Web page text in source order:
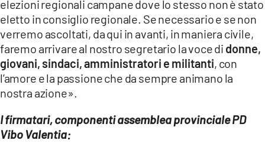
elezioni regionali campane dove lo stesso non è stato
eletto in consiglio regionale. Se necessario e se non
verremo ascoltati, da qui in avanti, in maniera civile,
faremo arrivare al nostro segretario la voce di donne,
giovani, sindaci, amministratori e militanti, con
l’amore e la passione che da sempre animano la
nostra azione».
I firmatari, componenti assemblea provinciale PD
Vibo Valentia: